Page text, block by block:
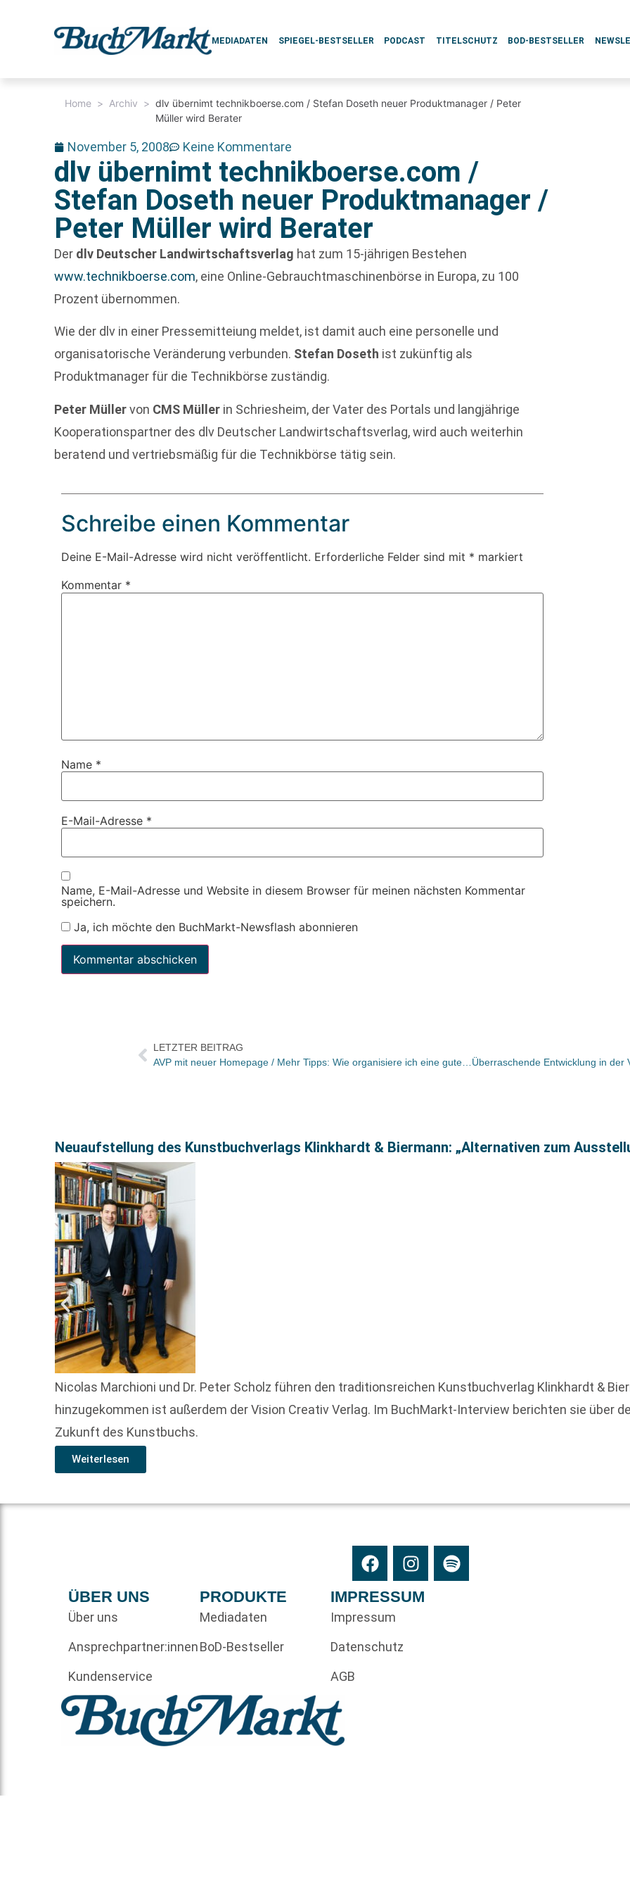
MEDIADATEN SPIEGEL-BESTSELLER PODCAST TITELSCHUTZ BOD-BESTSELLER
Home > Archiv > dlv übernimt technikboerse.com / Stefan Doseth neuer Produktmanager / Peter
Müller wird Berater
November 5, 2008 Keine Kommentare
dlv übernimt technikboerse.com /
Stefan Doseth neuer Produktmanager /
Peter Müller wird Berater
Der dlv Deutscher Landwirtschaftsverlag hat zum 15-jährigen Bestehen
www.technikboerse.com, eine Online-Gebrauchtmaschinenbörse in Europa, zu 100
Prozent übernommen.
Wie der dlv in einer Pressemitteiung meldet, ist damit auch eine personelle und
organisatorische Veränderung verbunden. Stefan Doseth ist zukünftig als
Produktmanager für die Technikbörse zuständig.
Peter Müllervon CMS Müller in Schriesheim, der Vater des Portals und langjährige
Kooperationspartner des dlv Deutscher Landwirtschaftsverlag, wird auch weiterhin
beratend und vertriebsmäßig für die Technikbörse tätig sein.
Schreibe einen Kommentar
Deine E-Mail-Adresse wird nicht veröffentlicht. Erforderliche Felder sind mit * markiert
Kommentar *
Name *
E-Mail-Adresse *
Name, E-Mail-Adresse und Website in diesem Browser für meinen nächsten Kommentar
speichern.
Ja, ich möchte den BuchMarkt-Newsflash abonnieren
LETZTER BEITRAG
Neuaufstellung des Kunstbuchverlags Klinkhardt & Biermann: „Alternativen zum
Nicolas Marchioni und Dr. Peter Scholz führen den traditionsreichen Kunstbuchverlag Klinkhardt &
hinzugekommen ist außerdem der Vision Creativ Verlag. Im BuchMarkt-Interview berichten sie über
Zukunft des Kunstbuchs.
Weiterlesen
ÜBER UNS
Über uns
Ansprechpartner:innen
Kundenservice
PRODUKTE
Mediadaten
BoD-Bestseller
IMPRESSUM
Impressum
Datenschutz
AGB